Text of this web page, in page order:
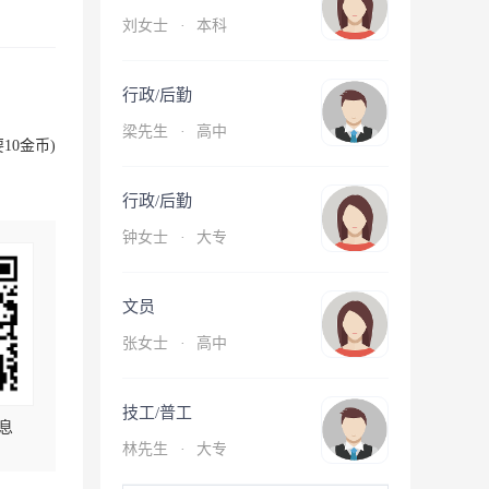
金币)
刘女士 · 本科
行政/后勤
梁先生 · 高中
行政/后勤
钟女士 · 大专
文员
张女士 · 高中
技工/普工
林先生 · 大专